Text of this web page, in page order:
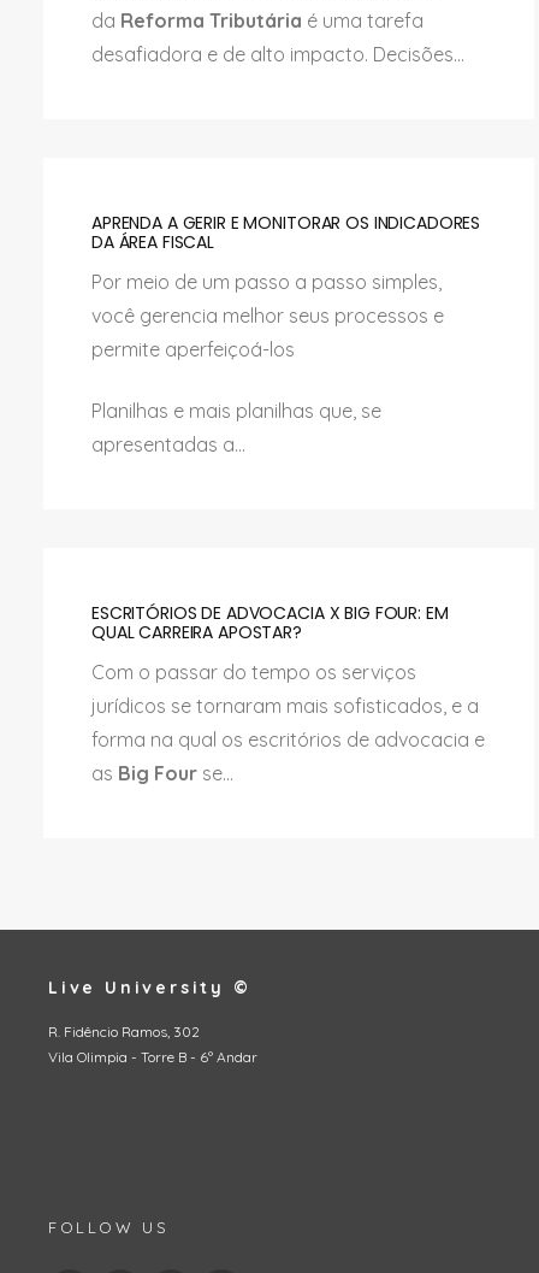
da Reforma Tributária é uma tarefa
desafiadora e de alto impacto. Decisões...
APRENDA A GERIR E MONITORAR OS INDICADORES
DA ÁREA FISCAL
Por meio de um passo a passo simples,
você gerencia melhor seus processos e
permite aperfeiçoá-los
Planilhas e mais planilhas que, se
apresentadas a...
ESCRITÓRIOS DE ADVOCACIA X BIG FOUR: EM
QUAL CARREIRA APOSTAR?
Com o passar do tempo os serviços
jurídicos se tornaram mais sofisticados, e a
forma na qual os escritórios de advocacia e
as Big Four se...
Live University ©
R. Fidêncio Ramos, 302
Vila Olimpia - Torre B - 6º Andar
FOLLOW US